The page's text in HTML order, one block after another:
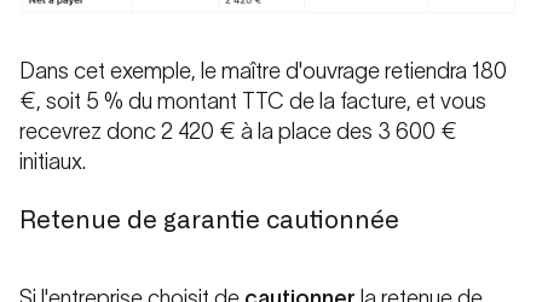
Dans cet exemple, le maître d'ouvrage retiendra 180
€, soit 5 % du montant TTC de la facture, et vous
recevrez donc 2 420 € à la place des 3 600 €
initiaux.
Retenue de garantie cautionnée